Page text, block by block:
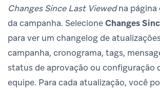
Changes Since Last Viewedna página
da campanha. SelecioneChanges
para ver um changelog de
campanha, cronograma, tags,
status de aprovação ou configuração
equipe. Para cada atualização, você